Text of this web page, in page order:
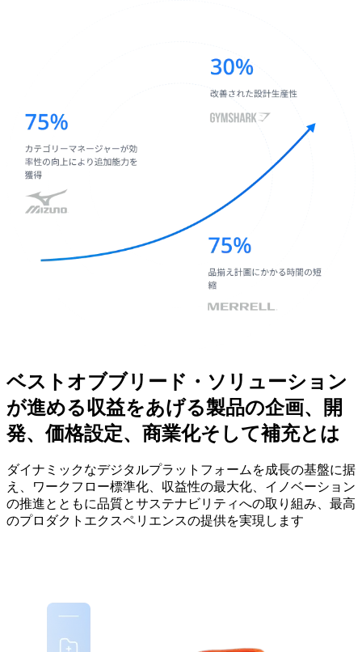
ベストオブブリード・ソリューション
が進める収益をあげる製品の企画、
開
発、価格設定、 商業化そして補充とは
ダイナミックなデジタルプラットフォームを成長の基盤に据
え、
ワークフロー標準化、 収益性の最大化、 イノベーション
の推進とともに品質とサステナビリティへの取り組み、 最高
のプロダクトエクスペリエンスの提供を実現します